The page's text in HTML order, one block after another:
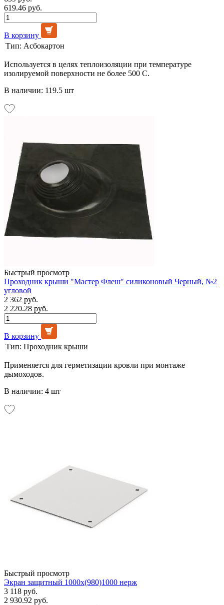
619.46 руб.
В корзину
Тип: Асбокартон
Используется в целях теплоизоляции при температуре
изолируемой поверхности не более 500 С.
В наличии: 119.5 шт
Быстрый просмотр
Проходник крыши "Мастер Флеш" силиконовый Черный, №2
угловой
2 362 руб.
2 220.28 руб.
В корзину
Тип: Проходник крыши
Применяется для герметизации кровли при монтаже
дымоходов.
В наличии: 4 шт
Быстрый просмотр
Экран защитный 1000х(980)1000 нерж
3 118 руб.
2 930.92 руб.